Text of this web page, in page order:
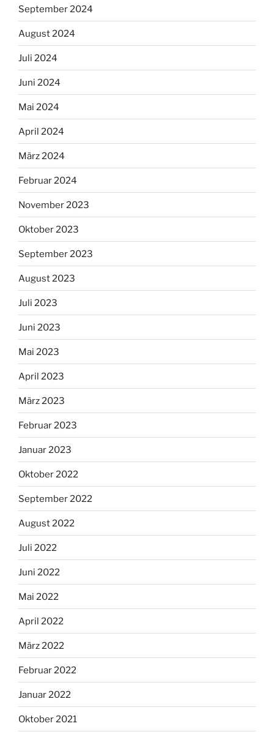
September 2024
August 2024
Juli 2024
Juni 2024
Mai 2024
April 2024
März 2024
Februar 2024
November 2023
Oktober 2023
September 2023
August 2023
Juli 2023
Juni 2023
Mai 2023
April 2023
März 2023
Februar 2023
Januar 2023
Oktober 2022
September 2022
August 2022
Juli 2022
Juni 2022
Mai 2022
April 2022
März 2022
Februar 2022
Januar 2022
Oktober 2021